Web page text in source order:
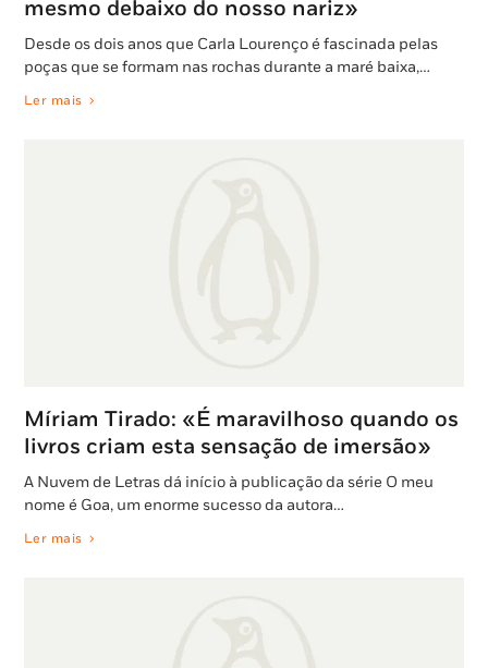
mesmo debaixo do nosso nariz»
Desde os dois anos que Carla Lourenço é fascinada pelas
poças que se formam nas rochas durante a maré baixa,…
Ler mais
Míriam Tirado: «É maravilhoso quando os
livros criam esta sensação de imersão»
A Nuvem de Letras dá início à publicação da série O meu
nome é Goa, um enorme sucesso da autora…
Ler mais